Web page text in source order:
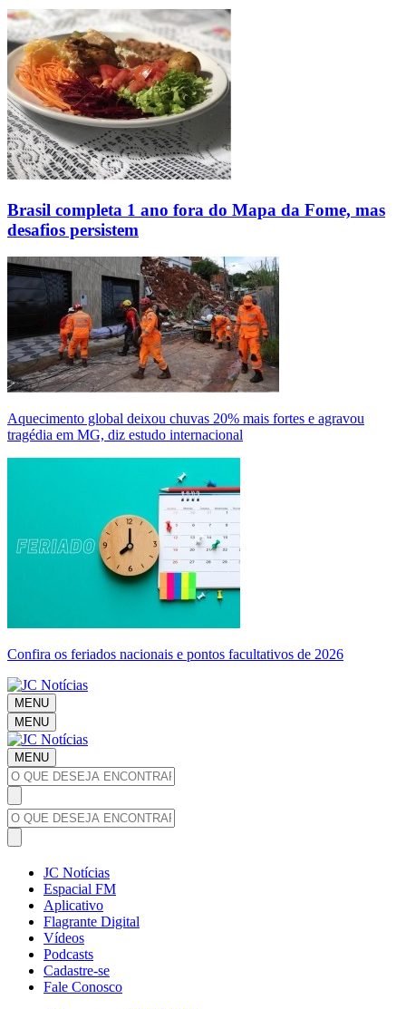
Brasil completa 1 ano fora do Mapa da Fome, mas
desafios persistem
Aquecimento global deixou chuvas 20% mais fortes e agravou
tragédia em MG, diz estudo internacional
Confira os feriados nacionais e pontos facultativos de 2026
MENU
MENU
MENU
JC Notícias
Espacial FM
Aplicativo
Flagrante Digital
Vídeos
Podcasts
Cadastre-se
Fale Conosco